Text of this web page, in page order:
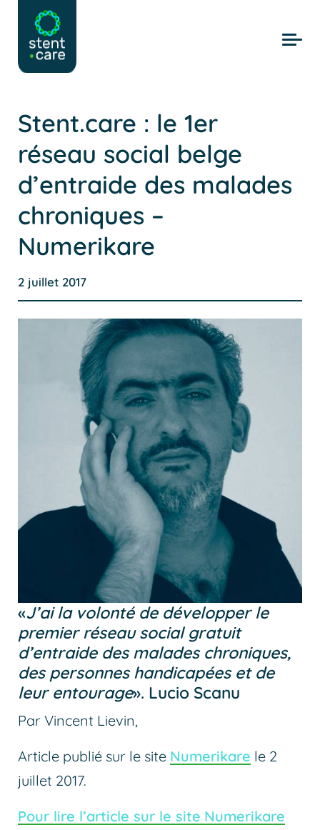
Skip to main content
Stent.care : le 1er
réseau social belge
d’entraide des malades
chroniques –
Numerikare
2 juillet 2017
«J’ai la volonté de développer le
premier réseau social gratuit
d’entraide des malades chroniques,
des personnes handicapées et de
leur entourage». Lucio Scanu
Par Vincent Lievin,
Article publié sur le site Numerikare le 2
juillet 2017.
Pour lire l’article sur le site Numerikare